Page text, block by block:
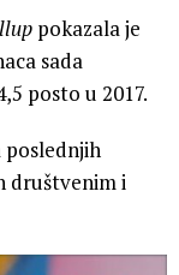
pokazala je
sada
posto u 2017.
poslednjih
društvenim i